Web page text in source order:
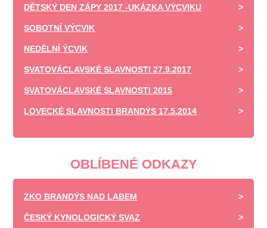
DĚTSKÝ DEN ZÁPY 2017 -UKÁZKA VÝCVIKU
SOBOTNÍ VÝCVIK
NEDĚLNÍ ÝCVIK
SVATOVÁCLAVSKÉ SLAVNOSTI 27.9.2017
SVATOVÁCLAVSKÉ SLAVNOSTI 2015
LOVECKÉ SLAVNOSTI BRANDÝS 17.5.2014
OBLÍBENÉ ODKAZY
ZKO BRANDÝS NAD LABEM
ČESKÝ KYNOLOGICKÝ SVAZ